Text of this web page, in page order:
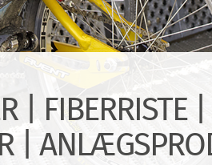
| FIBERRISTE
|